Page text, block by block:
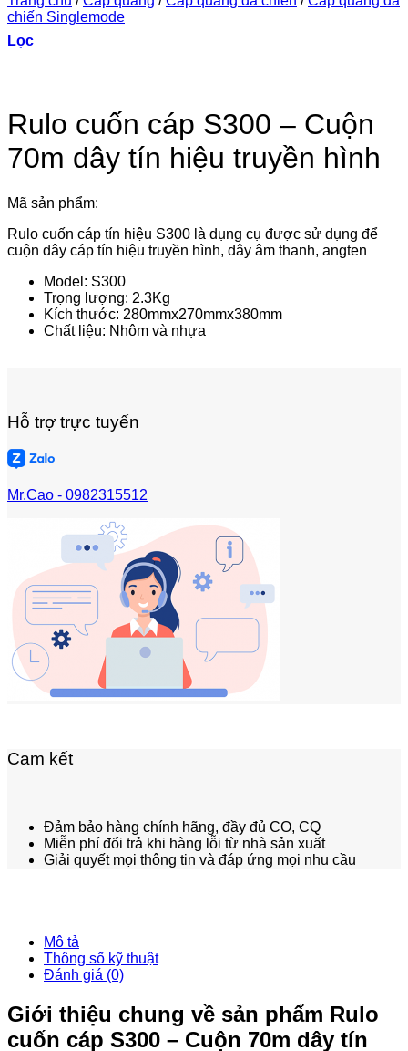
chiến Singlemode
Lọc
Rulo cuốn cáp S300 – Cuộn
70m dây tín hiệu truyền hình
Mã sản phẩm:
Rulo cuốn cáp tín hiệu S300 là dụng cụ được sử dụng để
cuộn dây cáp tín hiệu truyền hình, dây âm thanh, angten
Model: S300
Trọng lượng: 2.3Kg
Kích thước: 280mmx270mmx380mm
Chất liệu: Nhôm và nhựa
Hỗ trợ trực tuyến
Mr.Cao - 0982315512
Cam kết
Đảm bảo hàng chính hãng, đầy đủ CO, CQ
Miễn phí đổi trả khi hàng lỗi từ nhà sản xuất
Giải quyết mọi thông tin và đáp ứng mọi nhu cầu
Mô tả
Thông số kỹ thuật
Đánh giá (0)
Giới thiệu chung về sản phẩm Rulo
cuốn cáp S300 – Cuộn 70m dây tín